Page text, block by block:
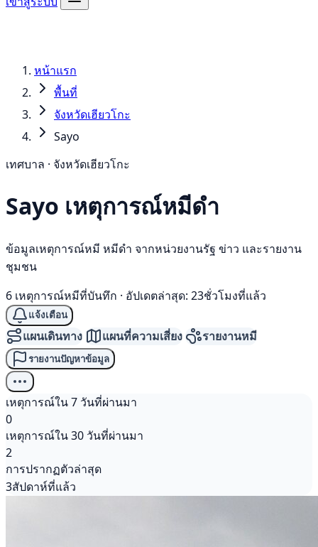
หน้าแรก
พื้นที่
จังหวัดเฮียวโกะ
Sayo
เทศบาล · จังหวัดเฮียวโกะ
Sayo เหตุการณ์หมีดำ
ข้อมูลเหตุการณ์หมี หมีดำ จากหน่วยงานรัฐ ข่าว และรายงาน
ชุมชน
6 เหตุการณ์หมีที่บันทึก · อัปเดตล่าสุด: 23ชั่วโมงที่แล้ว
แจ้งเตือน
แผนเดินทาง แผนที่ความเสี่ยง รายงานหมี
รายงานปัญหาข้อมูล
เหตุการณ์ใน 7 วันที่ผ่านมา
0
เหตุการณ์ใน 30 วันที่ผ่านมา
2
การปรากฏตัวล่าสุด
3สัปดาห์ที่แล้ว